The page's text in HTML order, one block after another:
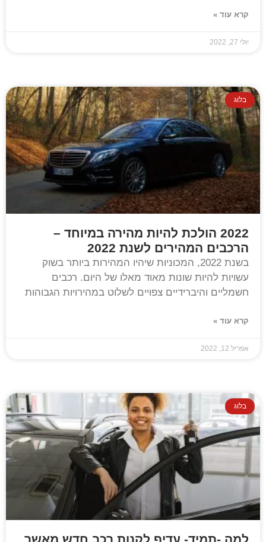
קרא עוד »
יולי 27, 2022
בלוג
2022 הולכת להיות מהירה במיוחד –
הרכבים המהירים לשנת 2022
בשנת 2022, המכוניות שיהיו המהירות ביותר בשוק
עשויות להיות שונות מאוד מאלו של היום. רכבים
חשמליים והיברידיים צפויים לשלוט במהירויות הגבוהות
קרא עוד »
אפריל 12, 2022
בלוג